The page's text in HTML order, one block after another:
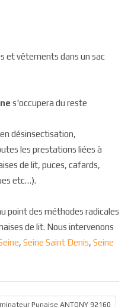
et vêtements dans un sac
s'occupera du reste
désinsectisation,
les prestations liées à
de lit, puces, cafards,
etc…).
point des méthodes radicales
de lit. Nous intervenons
, Seine Saint Denis, Seine
Punaise ANTONY 92160